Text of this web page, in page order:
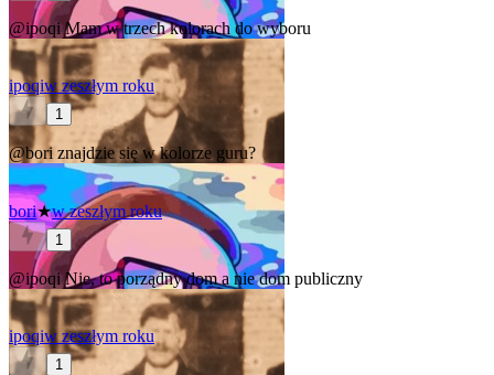
@ipoqiMam w trzech kolorach do wyboru
ipoqiw zeszłym roku
1
@bori znajdzie się w kolorze guru?
bori★w zeszłym roku
1
@ipoqiNie, to porządny dom a nie dom publiczny
ipoqiw zeszłym roku
1